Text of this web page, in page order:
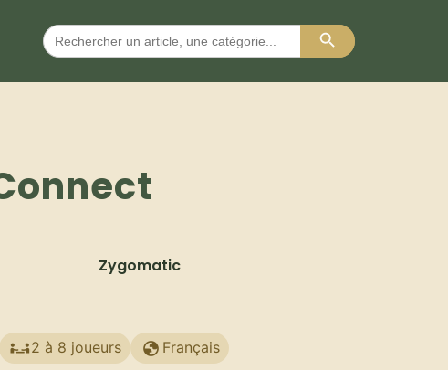
Search
for:
Search Button
Zygomatic
2 à 8 joueurs Français